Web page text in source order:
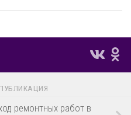
ремонтных работ в